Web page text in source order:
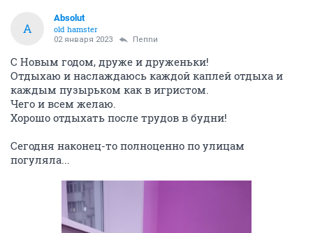
A
Absolut
old hamster
02 января 2023 Пепnи
С Новым годом, друже и друженьки!
Отдыхаю и наслаждаюсь каждой каплей отдыха и
каждым пузырьком как в игристом.
Чего и всем желаю.
Хорошо отдыхать после трудов в будни!
Сегодня наконец-то полноценно по улицам
погуляла...